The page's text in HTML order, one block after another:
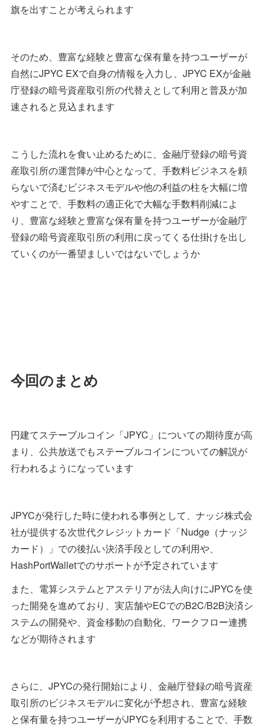
旗を出すことが考えられます
そのため、豊富な経験と豊富な保有量を持つユーザーが
自然にJPYC EXで自身の情報を入力し、JPYC EXが金融
庁登録の暗号資産取引所の代替えとして利用と普及が加
速されると見込まれます
こうした流れを食い止めるために、金融庁登録の暗号資
産取引所の運営陣が中心となって、手数料ビジネスを頼
らないで済むビジネスモデルや他の利益の柱を大幅に増
やすことで、手数料の適正化で大幅な手数料削減によ
り、豊富な経験と豊富な保有量を持つユーザーが金融庁
登録の暗号資産取引所の利用に戻ってくる仕掛けを出し
ていくのが一番望ましいではないでしょうか
今回のまとめ
円建てステーブルコイン「JPYC」についての期待度が高
まり、公共放送でもステーブルコインについての解説が
行われるようになっています
JPYCが発行した時に使われる事例として、ナッジ株式会
社が提供する次世代クレジットカード「Nudge（ナッジ
カード）」での後払い決済手段としての利用や、
HashPortWalletでのサポートが予定されています
また、電算システムとアステリアが法人向けにJPYCを使
った開発を進めており、実店舗やECでのB2C/B2B決済シ
ステムの開発や、資金移動の自動化、ワークフロー連携
などが期待されます
さらに、JPYCの発行開始により、金融庁登録の暗号資産
取引所のビジネスモデルに変化が予想され、豊富な経験
と保有量を持つユーザーがJPYCを利用することで、手数